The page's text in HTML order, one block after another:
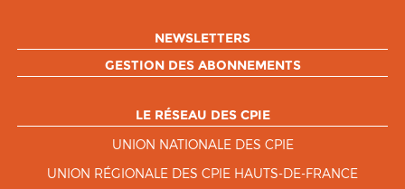
NEWSLETTERS
GESTION DES ABONNEMENTS
LE RÉSEAU DES CPIE
UNION NATIONALE DES CPIE
UNION RÉGIONALE DES CPIE HAUTS-DE-FRANCE